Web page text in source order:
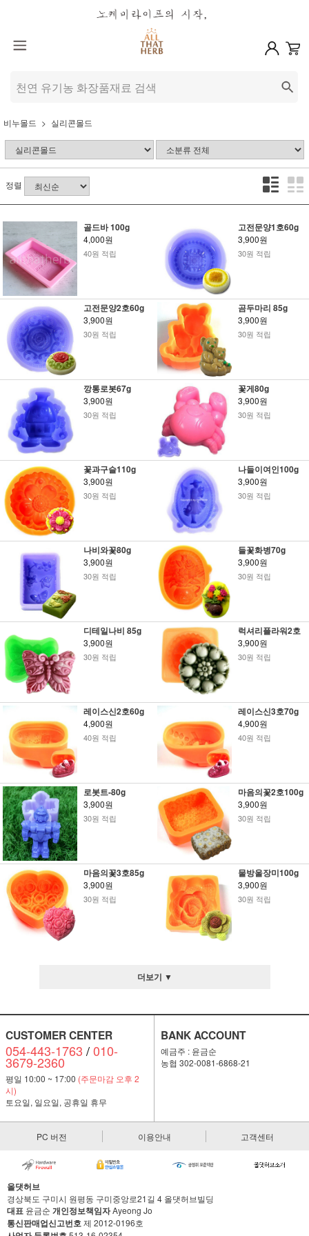
비누몰드 실리콘몰드
정렬
골드바 100g
4,000원
40원 적립
고전문양1호60g
3,900원
30원 적립
고전문양2호60g
3,900원
30원 적립
곰두마리 85g
3,900원
30원 적립
깡통로봇67g
3,900원
30원 적립
꽃게80g
3,900원
30원 적립
꽃과구슬110g
3,900원
30원 적립
나들이여인100g
3,900원
30원 적립
나비와꽃80g
3,900원
30원 적립
들꽃화병70g
3,900원
30원 적립
디테일나비 85g
3,900원
30원 적립
럭셔리플라워2호
3,900원
30원 적립
레이스신2호60g
4,900원
40원 적립
레이스신3호70g
4,900원
40원 적립
로봇트-80g
3,900원
30원 적립
마음의꽃2호100g
3,900원
30원 적립
마음의꽃3호85g
3,900원
30원 적립
물방울장미100g
3,900원
30원 적립
더보기 ▼
CUSTOMER CENTER
054-443-1763 /010-
3679-2360
평일 10:00 ~ 17:00 (주문마감 오후 2
시)
토요일, 일요일, 공휴일 휴무
BANK ACCOUNT
예금주 : 윤금순
농협 302-0081-6868-21
PC 버전 이용안내 고객센터
올댓허브
경상북도 구미시 원평동 구미중앙로21길 4 올댓허브빌딩
대표 윤금순 개인정보책임자Ayeong Jo
통신판매업신고번호제 2012-0196호